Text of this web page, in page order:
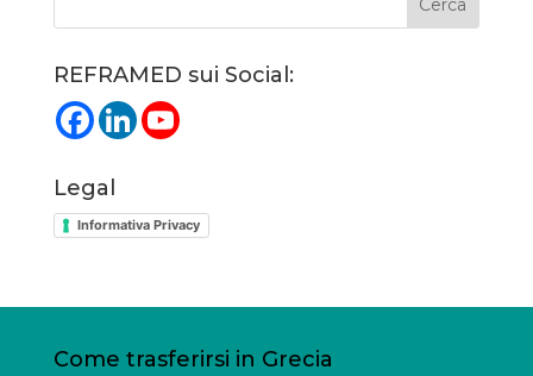
REFRAMED sui Social:
Legal
Informativa Privacy
Come trasferirsi in Grecia